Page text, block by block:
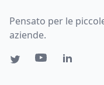
Pensato per le
aziende.